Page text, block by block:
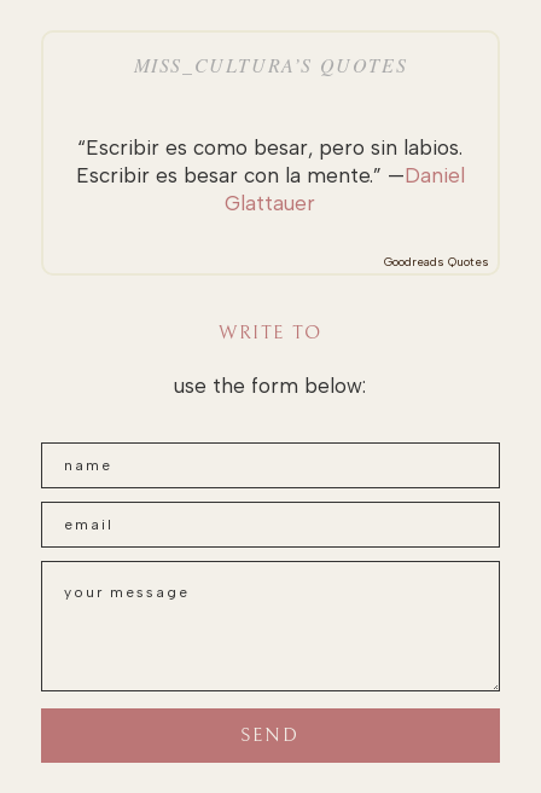
MISS_CULTURA’S QUOTES
“Escribir es como besar, pero sin labios.
Escribir es besar con la mente.” —Daniel
Glattauer
Goodreads Quotes
WRITE TO
use the form below: